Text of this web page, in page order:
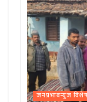
जनप्रभाबन्युज विशेष